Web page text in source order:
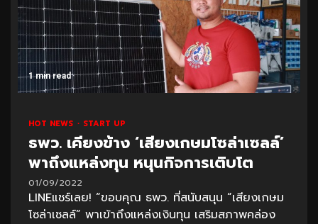
1 min read
HOT NEWS START UP
ธพว. เคียงข้าง ‘เสียงเกษมโซล่าเซลล์’
พาถึงแหล่งทุน หนุนกิจการเติบโต
01/09/2022
LINEแชร์เลย! “ขอบคุณ ธพว. ที่สนับสนุน “เสียงเกษม
โซล่าเซลล์” พาเข้าถึงแหล่งเงินทุน เสริมสภาพคล่อง